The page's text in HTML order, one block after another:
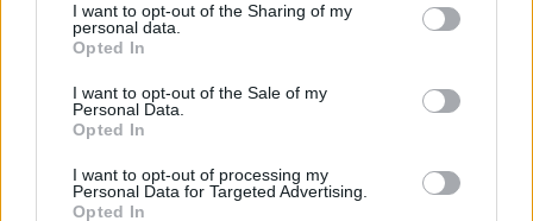
not limited to your visit or usage behaviour. You may click to
grant or deny consent to Google and its third-party tags to
use your data for below specified purposes in below Google
consent section.
I want to opt-out of the Sharing of my
personal data.
Opted In
I want to opt-out of the Sale of my
Personal Data.
Opted In
I want to opt-out of processing my
Personal Data for Targeted Advertising.
Opted In
Sanne De Vries